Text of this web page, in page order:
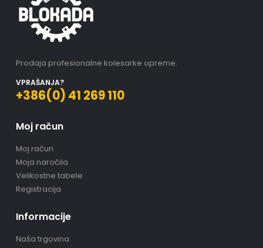
Prodaja profesionalne kolesarke opreme.
VPRAŠANJA?
+386(0) 41 269 110
Moj račun
Moj račun
Moja naročila
Velikostne tabele
Registracija
Informacije
Naša trgovina